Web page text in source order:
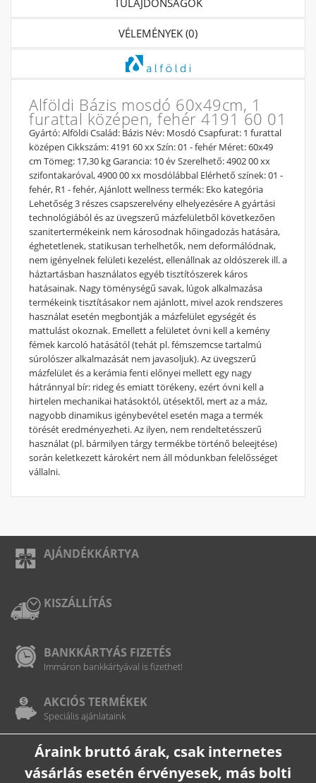
VÉLEMÉNYEK (0)
Alföldi Bázis mosdó 60x49cm, 1
furattal középen, fehér 4191 60 01
Gyártó: Alföldi Család: Bázis Név: Mosdó Csapfurat: 1 furattal
középen Cikkszám: 4191 60 xx Szín: 01 - fehér Méret: 60x49
cm Tömeg: 17,30 kg Garancia: 10 év Szerelhető: 4902 00 xx
szifontakaróval, 4900 00 xx mosdólábbal Elérhető színek: 01 -
fehér, R1 - fehér, Ajánlott wellness termék: Eko kategória
Lehetőség 3 részes csapszerelvény elhelyezésére A gyártási
technológiából és az üvegszerű mázfelületből következően
szanitertermékeink nem károsodnak hőingadozás hatására,
éghetetlenek, statikusan terhelhetők, nem deformálódnak,
nem igényelnek felületi kezelést, ellenállnak az oldószerek ill. a
háztartásban használatos egyéb tisztítószerek káros
hatásainak. Nagy töménységű savak, lúgok alkalmazása
termékeink tisztításakor nem ajánlott, mivel azok rendszeres
használat esetén megbontják a mázfelület egységét és
mattulást okoznak. Emellett a felületet óvni kell a kemény
fémek karcoló hatásától (tehát pl. fémszemcse tartalmú
súrolószer alkalmazását nem javasoljuk). Az üvegszerű
mázfelület és a kerámia fenti előnyei mellett egy nagy
hátránnyal bír: rideg és emiatt törékeny, ezért óvni kell a
hirtelen mechanikai hatásoktól, ütésektől, mert az a máz,
nagyobb dinamikus igénybevétel esetén maga a termék
törését eredményezheti. Az ilyen, nem rendeltetésszerű
használat (pl. bármilyen tárgy termékbe történő beleejtése)
során keletkezett károkért nem áll módunkban felelősséget
vállalni.
AJÁNDÉKKÁRTYA
KISZÁLLÍTÁS
BANKKÁRTYÁS FIZETÉS
Immáron bankkártyával is fizethet!
AKCIÓS TERMÉKEK
Speciális ajánlataink
Áraink bruttó árak, csak internetes
vásárlás esetén érvényesek, más bolti